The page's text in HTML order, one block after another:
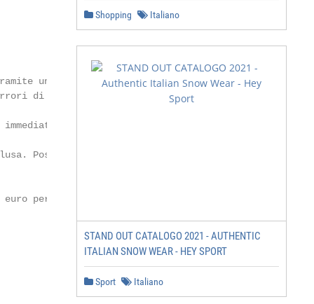
una mail, che riporta gli articoli
di digitazione.
Possono subire variazioni in qualsiasi
per costi gestione ordine; tali costi
Shopping Italiano
STAND OUT CATALOGO 2021 - AUTHENTIC
ITALIAN SNOW WEAR - HEY SPORT
Sport Italiano